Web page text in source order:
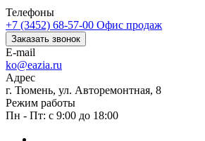
Телефоны
+7 (3452) 68-57-00 Офис продаж
Заказать звонок
E-mail
ko@eazia.ru
Адрес
г. Тюмень, ул. Авторемонтная, 8
Режим работы
Пн - Пт: с 9:00 до 18:00